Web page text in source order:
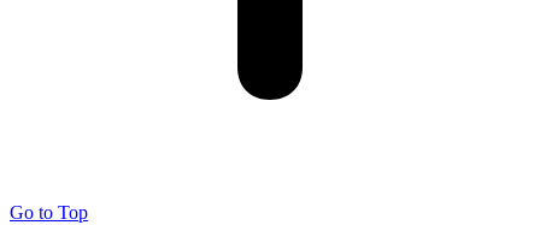
Go to Top